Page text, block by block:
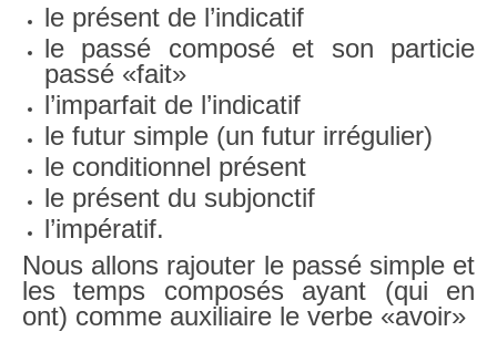
le présent de l’indicatif
le passé composé et son particie
passé «fait»
l’imparfait de l’indicatif
le futur simple (un futur irrégulier)
le conditionnel présent
le présent du subjonctif
l’impératif.
Nous allons rajouter le passé simple et
les temps composés ayant (qui en
ont) comme auxiliaire le verbe «avoir»